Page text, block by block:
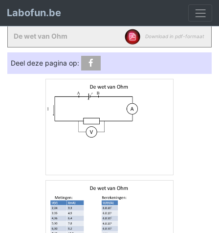
Labofun.be
De wet van Ohm Download in pdf-formaat
Deel deze pagina op: